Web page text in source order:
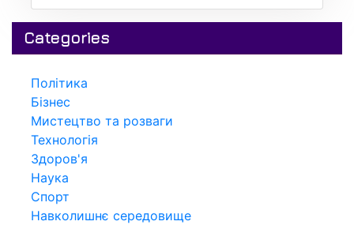
Categories
Політика
Бізнес
Мистецтво та розваги
Технологія
Здоров'я
Наука
Спорт
Навколишнє середовище